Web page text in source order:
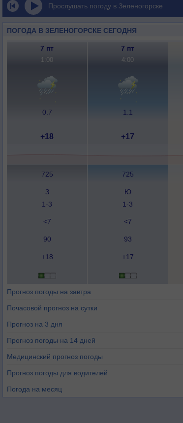
Прослушать погоду в Зеленогорске
ПОГОДА В ЗЕЛЕНОГОРСКЕ СЕГОДНЯ
7 пт 7 пт
1:00 4:00
0.7 1.1
+18 +17
725 725
З
1-3
Ю
1-3
<7 <7
90 93
+18 +17
Прогноз погоды на завтра
Почасовой прогноз на сутки
Прогноз на 3 дня
Прогноз погоды на 14 дней
Медицинский прогноз погоды
Прогноз погоды для водителей
Погода на месяц